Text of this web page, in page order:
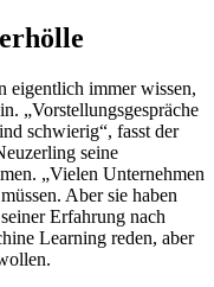
eigentlich immer wissen,
„Vorstellungsgespräche
schwierig“, fasst der
seine
„Vielen Unternehmen
Aber sie haben
Erfahrung nach
Learning reden, aber